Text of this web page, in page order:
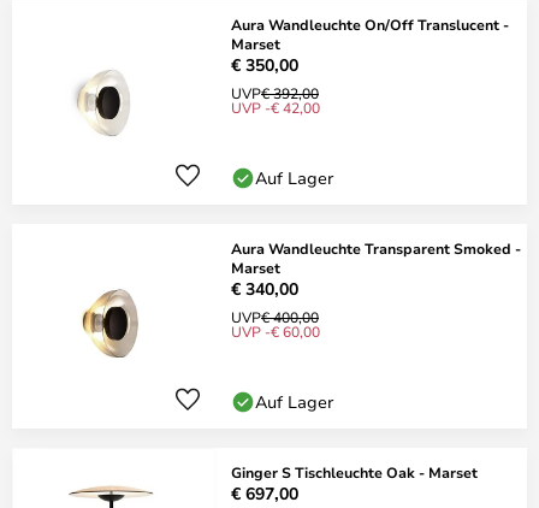
Aura Wandleuchte On/Off Translucent -
Marset
€ 350,00
UVP€ 392,00
UVP -€ 42,00
Auf Lager
Aura Wandleuchte Transparent Smoked -
Marset
€ 340,00
UVP€ 400,00
UVP -€ 60,00
Auf Lager
Ginger S Tischleuchte Oak - Marset
€ 697,00